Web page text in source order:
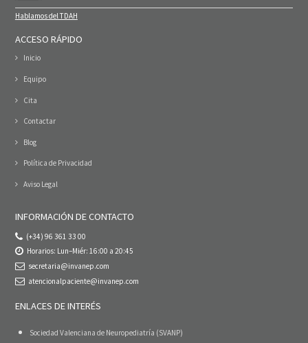
Hablamos del TDAH
ACCESO RÁPIDO
Inicio
Equipo
Cita
Contactar
Blog
Política de Privacidad
Aviso Legal
INFORMACIÓN DE CONTACTO
(+34) 96 361 33 00
Horarios: Lun–Miér: 16:00 a 20:45
secretaria@invanep.com
atencionalpaciente@invanep.com
ENLACES DE INTERÉS
Sociedad Valenciana de Neuropediatría (SVANP)